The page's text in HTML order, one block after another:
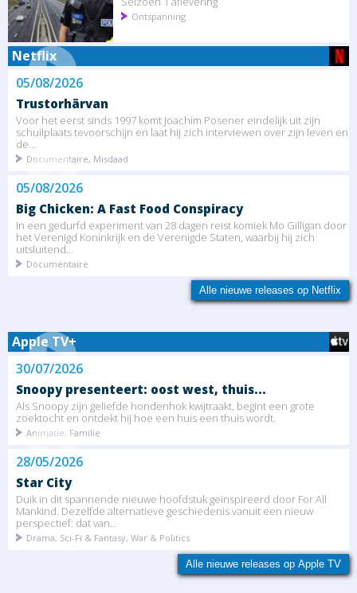
Ontspanning
Netflix
05/08/2026
Trustorhärvan
Voor het eerst sinds 1997 komt Joachim Posener eindelijk uit zijn
schuilplaats tevoorschijn en laat hij zich interviewen over zijn leven en
de...
Documentaire, Misdaad
05/08/2026
Big Chicken: A Fast Food Conspiracy
In een gedurfd experiment van 28 dagen reist komiek Mo Gilligan door
het Verenigd Koninkrijk en de Verenigde Staten, waarbij hij zich
uitsluitend...
Documentaire
Alle nieuwe releases op Netflix
Apple TV+
30/07/2026
Snoopy presenteert: oost west, thuis...
Als Snoopy zijn geliefde hondenhok kwijtraakt, begint een grote
zoektocht en ontdekt hij hoe een huis een thuis wordt.
Animatie, Familie
28/05/2026
Star City
Duik in dit spannende nieuwe hoofdstuk geïnspireerd door For All
Mankind. Dezelfde alternatieve geschiedenis vanuit een nieuw
perspectief: dat van...
Drama, Sci-Fi & Fantasy, War & Politics
Alle nieuwe releases op Apple TV